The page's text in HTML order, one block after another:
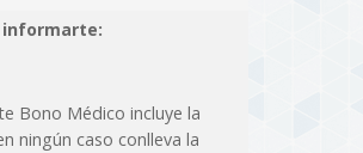
informarte:
Bono Médico incluye la
ningún caso conlleva la